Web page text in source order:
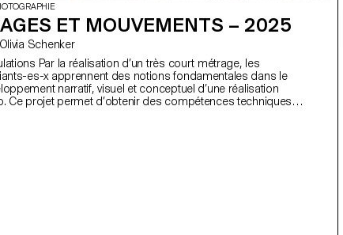
ET MOUVEMENTS – 2025
with Olivia Schenker
d’un très court métrage, les
es-x apprennent des notions fondamentales dans le
narratif, visuel et conceptuel d’une réalisation
Ce projet permet d’obtenir des compétences techniques